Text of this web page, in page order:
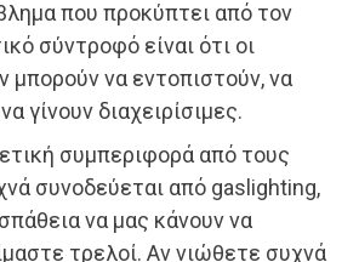
που προκύπτει από τον
σύντροφό είναι ότι οι
μπορούν να εντοπιστούν, να
γίνουν διαχειρίσιμες.
συμπεριφορά από τους
συνοδεύεται από gaslighting,
να μας κάνουν να
τρελοί. Αν νιώθετε συχνά